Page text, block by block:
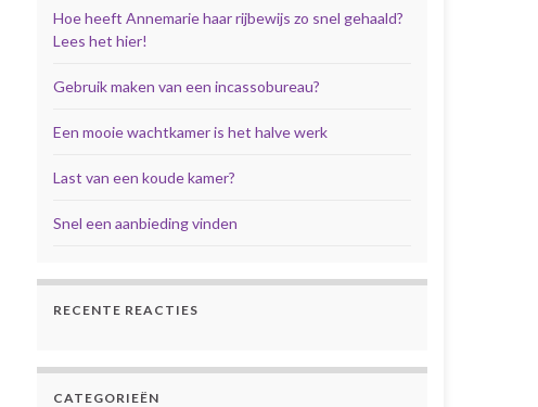
Hoe heeft Annemarie haar rijbewijs zo snel gehaald?
Lees het hier!
Gebruik maken van een incassobureau?
Een mooie wachtkamer is het halve werk
Last van een koude kamer?
Snel een aanbieding vinden
RECENTE REACTIES
CATEGORIEËN